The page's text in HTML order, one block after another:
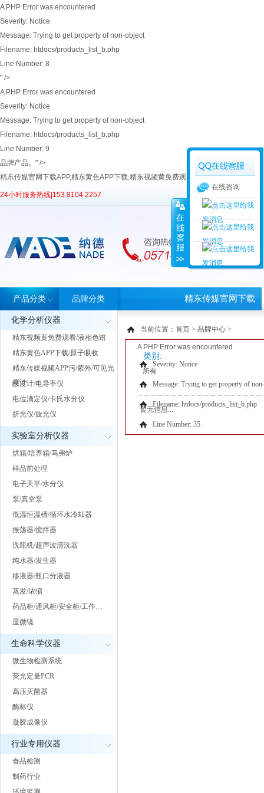
A PHP Error was encountered
Severity: Notice
Message: Trying to get property of non-object
Filename: htdocs/products_list_b.php
Line Number: 8
" />
A PHP Error was encountered
Severity: Notice
Message: Trying to get property of non-object
Filename: htdocs/products_list_b.php
Line Number: 9
品牌产品。" />
精东传媒官网下载APP,精东黄色APP下载,精东视频黄免费观看,精东传媒视频APP污
24小时服务热线| 153 8104 2257
产品分类
化学分析仪器
精东视频黄免费观看/液相色谱
精东黄色APP下载/原子吸收
精东传媒视频APP污/紫外/可见光
度计
酸度计/电导率仪
电位滴定仪/卡氏水分仪
折光仪/旋光仪
实验室分析仪器
烘箱/培养箱/马弗炉
样品前处理
电子天平/水分仪
泵/真空泵
低温恒温槽/循环水冷却器
振荡器/搅拌器
洗瓶机/超声波清洗器
纯水器/发生器
移液器/瓶口分液器
蒸发/浓缩
药品柜/通风柜/安全柜/工作…
显微镜
生命科学仪器
微生物检测系统
荧光定量PCR
高压灭菌器
酶标仪
凝胶成像仪
行业专用仪器
食品检测
制药行业
品牌分类 精东传媒官网下载
当前位置： 首页 > 品牌中心 >
A PHP Error was encountered
Severity: Notice
Message: Trying to get property of
Filename: htdocs/products_list_b.php
Line Number: 35
类别:
所有
暂无信息...
在线咨询